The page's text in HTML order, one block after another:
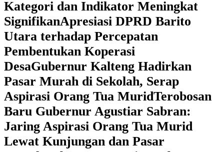
Kategori dan Indikator Meningkat
SignifikanApresiasi DPRD Barito
Utara terhadap Percepatan
Pembentukan Koperasi
Desa‎Gubernur Kalteng Hadirkan
Pasar Murah di Sekolah, Serap
Aspirasi Orang Tua Murid‎Terobosan
Baru Gubernur Agustiar Sabran:
Jaring Aspirasi Orang Tua Murid
Lewat Kunjungan dan Pasar